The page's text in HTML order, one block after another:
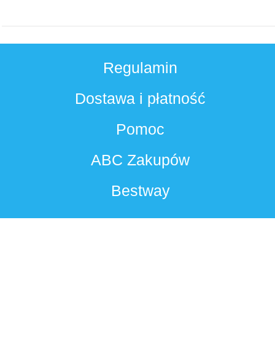
Regulamin
Dostawa i płatność
Pomoc
ABC Zakupów
Bestway